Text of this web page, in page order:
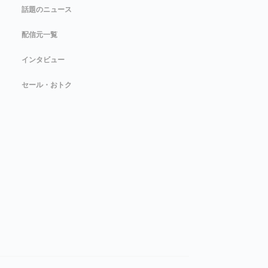
話題のニュース
配信元一覧
インタビュー
セール・おトク